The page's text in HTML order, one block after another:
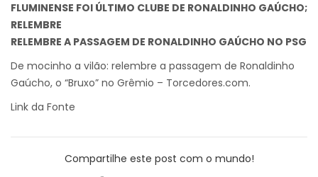
FLUMINENSE FOI ÚLTIMO CLUBE DE RONALDINHO GAÚCHO;
RELEMBRE
RELEMBRE A PASSAGEM DE RONALDINHO GAÚCHO NO PSG
De mocinho a vilão: relembre a passagem de Ronaldinho
Gaúcho, o “Bruxo” no Grêmio – Torcedores.com.
Link da Fonte
Compartilhe este post com o mundo!